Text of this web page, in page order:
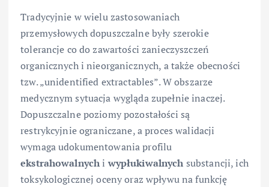
Tradycyjnie w wielu zastosowaniach
przemysłowych dopuszczalne były szerokie
tolerancje co do zawartości zanieczyszczeń
organicznych i nieorganicznych, a także obecności
tzw. „unidentified extractables”. W obszarze
medycznym sytuacja wygląda zupełnie inaczej.
Dopuszczalne poziomy pozostałości są
restrykcyjnie ograniczane, a proces walidacji
wymaga udokumentowania profilu
ekstrahowalnychiwypłukiwalnych substancji, ich
toksykologicznej oceny oraz wpływu na funkcję